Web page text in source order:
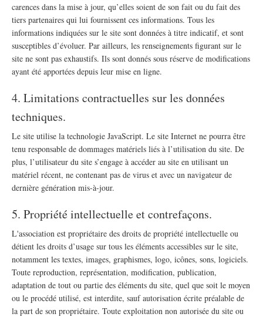
carences dans la mise à jour, qu’elles soient de son fait ou du fait des
tiers partenaires qui lui fournissent ces informations. Tous les
informations indiquées sur le site sont données à titre indicatif, et sont
susceptibles d’évoluer. Par ailleurs, les renseignements figurant sur le
site ne sont pas exhaustifs. Ils sont donnés sous réserve de modifications
ayant été apportées depuis leur mise en ligne.
4. Limitations contractuelles sur les données
techniques.
Le site utilise la technologie JavaScript. Le site Internet ne pourra être
tenu responsable de dommages matériels liés à l’utilisation du site. De
plus, l’utilisateur du site s’engage à accéder au site en utilisant un
matériel récent, ne contenant pas de virus et avec un navigateur de
dernière génération mis-à-jour.
5. Propriété intellectuelle et contrefaçons.
L'association est propriétaire des droits de propriété intellectuelle ou
détient les droits d’usage sur tous les éléments accessibles sur le site,
notamment les textes, images, graphismes, logo, icônes, sons, logiciels.
Toute reproduction, représentation, modification, publication,
adaptation de tout ou partie des éléments du site, quel que soit le moyen
ou le procédé utilisé, est interdite, sauf autorisation écrite préalable de
la part de son propriétaire. Toute exploitation non autorisée du site ou